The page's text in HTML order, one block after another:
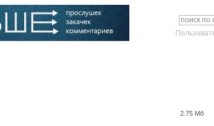
2.75 Мб